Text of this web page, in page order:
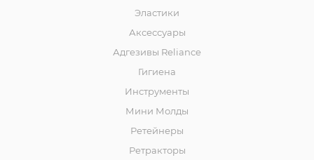
Эластики
Аксессуары
Адгезивы Reliance
Гигиена
Инструменты
Мини Молды
Ретейнеры
Ретракторы